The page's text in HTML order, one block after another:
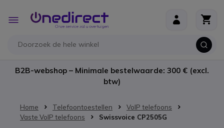
Toggle
Nav
B2B-webshop – Minimale bestelwaarde: 300 € (excl.
btw)
Home Telefoontoestellen
VoIP telefoons
Vaste VoIP telefoons
Swissvoice CP2505G